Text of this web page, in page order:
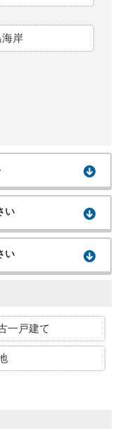
岸
い
い
一戸建て